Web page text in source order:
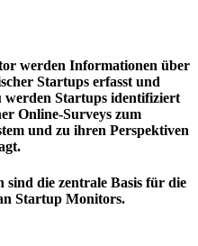
werden Informationen über
Startups erfasst und
Startups identifiziert
Online-Surveys zum
und zu ihren Perspektiven
sind die zentrale Basis für die
Startup Monitors.